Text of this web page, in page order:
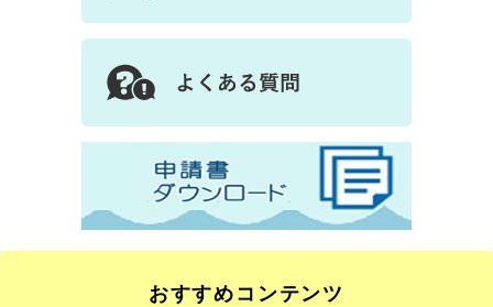
おすすめコンテンツ